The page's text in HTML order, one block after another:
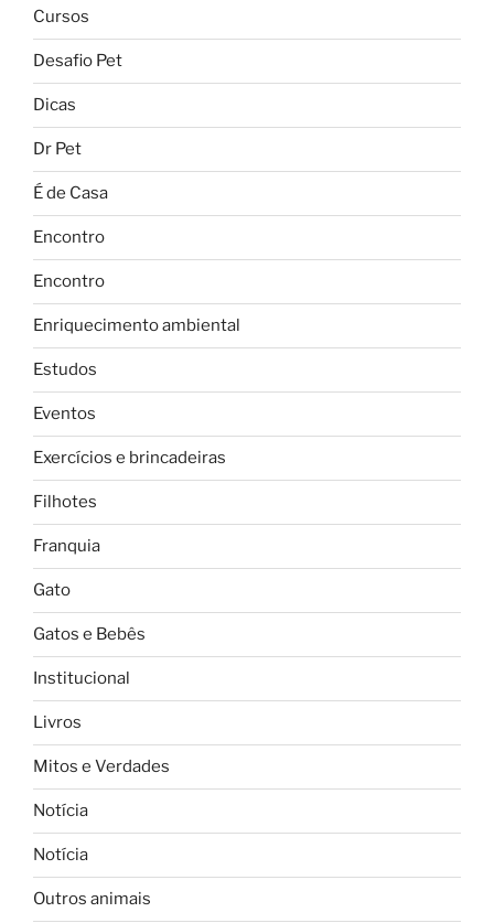
Cursos
Desafio Pet
Dicas
Dr Pet
É de Casa
Encontro
Encontro
Enriquecimento ambiental
Estudos
Eventos
Exercícios e brincadeiras
Filhotes
Franquia
Gato
Gatos e Bebês
Institucional
Livros
Mitos e Verdades
Notícia
Notícia
Outros animais